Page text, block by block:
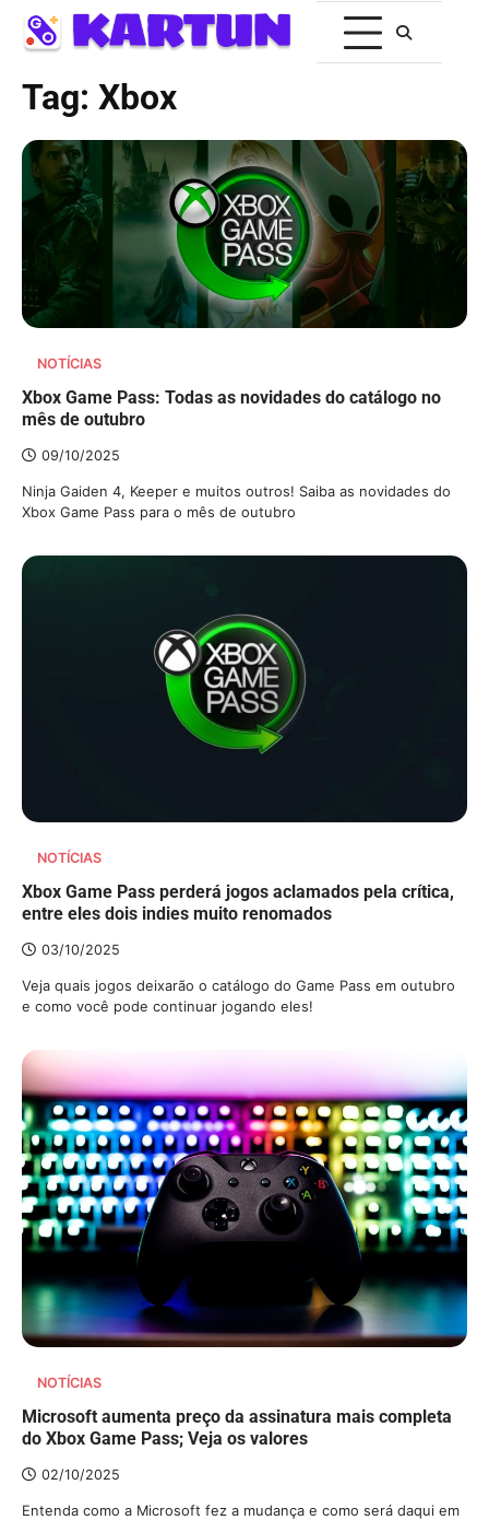
Tag: Xbox
NOTÍCIAS
Xbox Game Pass: Todas as novidades do catálogo no
mês de outubro
09/10/2025
Ninja Gaiden 4, Keeper e muitos outros! Saiba as novidades do
Xbox Game Pass para o mês de outubro
NOTÍCIAS
Xbox Game Pass perderá jogos aclamados pela crítica,
entre eles dois indies muito renomados
03/10/2025
Veja quais jogos deixarão o catálogo do Game Pass em outubro
e como você pode continuar jogando eles!
NOTÍCIAS
Microsoft aumenta preço da assinatura mais completa
do Xbox Game Pass; Veja os valores
02/10/2025
Entenda como a Microsoft fez a mudança e como será daqui em